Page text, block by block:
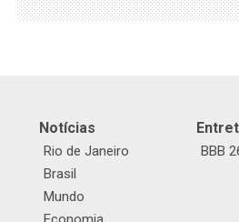
Notícias
Rio de Janeiro
Brasil
Mundo
BBB